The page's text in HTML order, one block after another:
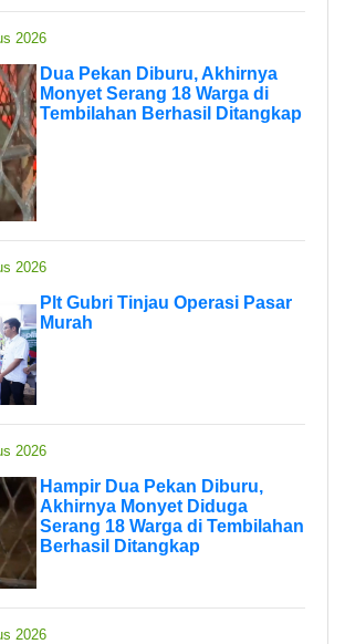
2026
Dua Pekan Diburu, Akhirnya
Monyet Serang 18 Warga di
Tembilahan Berhasil Ditangkap
2026
Plt Gubri Tinjau Operasi Pasar
Murah
2026
Hampir Dua Pekan Diburu,
Akhirnya Monyet Diduga
Serang 18 Warga di Tembilahan
Berhasil Ditangkap
2026